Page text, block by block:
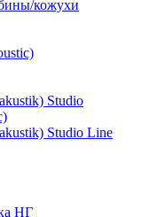
кожухи
Studio
Studio Line
НГ